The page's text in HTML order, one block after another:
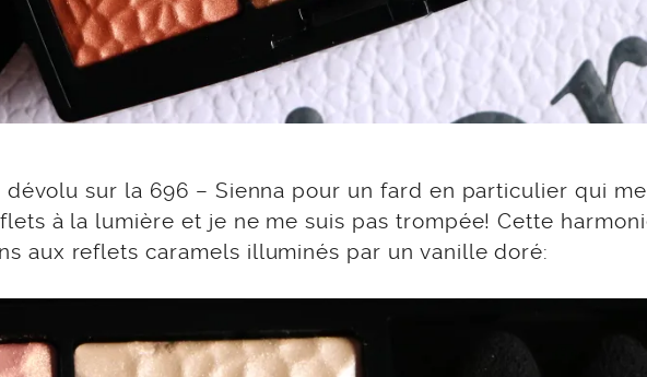
dévolu sur la 696 – Sienna pour un fard en particulier qui me
à la lumière et je ne me suis pas trompée! Cette
aux reflets caramels illuminés par un vanille doré: